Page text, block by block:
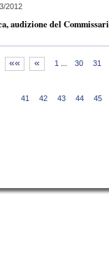
2012
audizione del
«« « 1 30 31
41 42 43 44 45